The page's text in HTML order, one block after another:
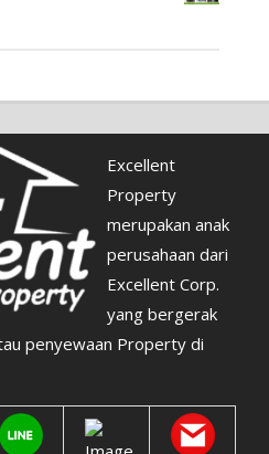
Excellent
Property
merupakan anak
perusahaan dari
Excellent Corp.
yang bergerak
penyewaan Property di